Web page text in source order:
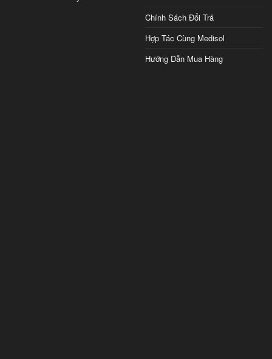
Chính Sách Đổi Trả
Hợp Tác Cùng Medisol
Hướng Dẫn Mua Hàng